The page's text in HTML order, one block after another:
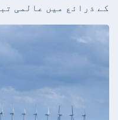
کے ذرائع میں عالمی